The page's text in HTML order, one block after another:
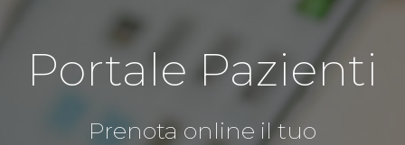
Portale Pazienti
Prenota online il tuo